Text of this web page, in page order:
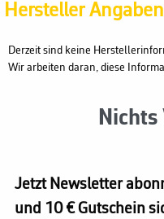
Hersteller Angaben
Derzeit sind keine
Wir arbeiten daran, diese
Nichts
Jetzt Newsletter
und 10 € Gutschein